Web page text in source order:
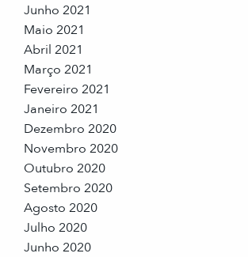
Junho 2021
Maio 2021
Abril 2021
Março 2021
Fevereiro 2021
Janeiro 2021
Dezembro 2020
Novembro 2020
Outubro 2020
Setembro 2020
Agosto 2020
Julho 2020
Junho 2020